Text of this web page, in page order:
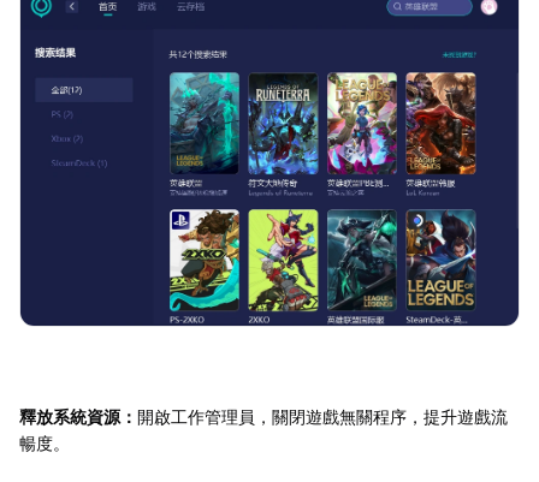
釋放系統資源： 開啟工作管理員，關閉遊戲無關程序，提升遊戲流
暢度。